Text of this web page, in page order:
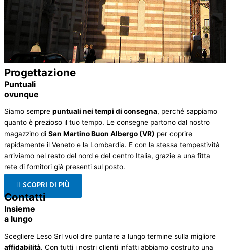
Progettazione
Puntuali
ovunque
Siamo sempre puntuali nei tempi di consegna, perché sappiamo
quanto è prezioso il tuo tempo. Le consegne partono dal nostro
magazzino di San Martino Buon Albergo (VR) per coprire
rapidamente il Veneto e la Lombardia. E con la stessa tempestività
arriviamo nel resto del nord e del centro Italia, grazie a una fitta
rete di fornitori già presenti sul posto.
SCOPRI DI PIÙ
Contatti
Insieme
a lungo
Scegliere Leso Srl vuol dire puntare a lungo termine sulla migliore
affidabilità. Con tutti i nostri clienti infatti abbiamo costruito una